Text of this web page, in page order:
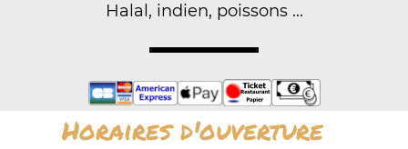
Halal, indien, poissons ...
Horaires d'ouverture